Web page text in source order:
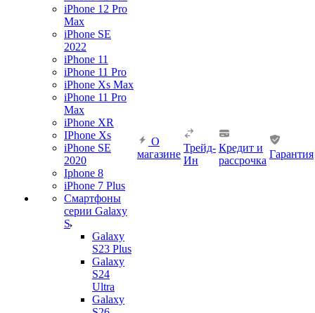
iPhone 12 Pro
Max
iPhone SE
2022
iPhone 11
iPhone 11 Pro
iPhone Xs Max
iPhone 11 Pro
Max
iPhone XR
IPhone Xs
iPhone SE
2020
Iphone 8
iPhone 7 Plus
Смартфоны
серии Galaxy
S
Galaxy
S23 Plus
Galaxy
S24
Ultra
Galaxy
О
магазине
Трейд-
Ин
Кредит и
рассрочка
Гарантия